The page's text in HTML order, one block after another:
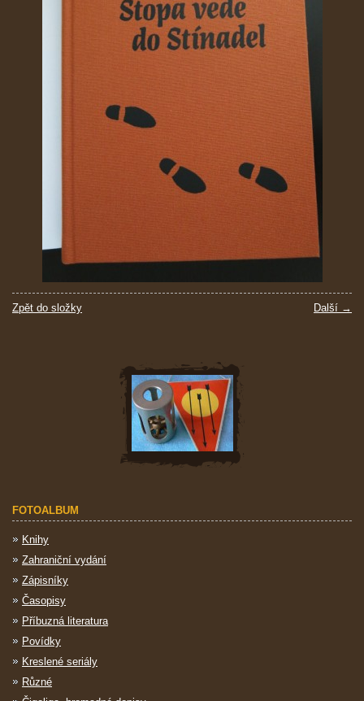
Další →
Zpět do složky
FOTOALBUM
Knihy
Zahraniční vydání
Zápisníky
Časopisy
Příbuzná literatura
Povídky
Kreslené seriály
Různé